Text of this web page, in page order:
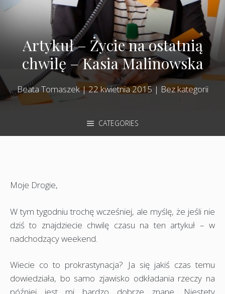
Artykuł – Życie na ostatnią
chwilę – Kasia Malinowska
Beata Tomaszek|22 kwietnia 2015 | Bez kategorii
CATEGORIES
Moje Drogie,
W tym tygodniu trochę wcześniej, ale myślę, że jeśli nie
dziś to znajdziecie chwilę czasu na ten artykuł – w
nadchodzący weekend.
Wiecie co to prokrastynacja? Ja się jakiś czas temu
dowiedziała, bo samo zjawisko odkładania rzeczy na